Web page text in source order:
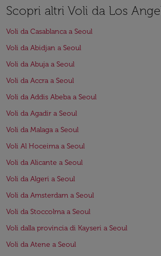
Scopri altri Voli da Los
Voli da Casablanca a Seoul
Voli da Abidjan a Seoul
Voli da Abuja a Seoul
Voli da Accra a Seoul
Voli da Addis Abeba a Seoul
Voli da Agadir a Seoul
Voli da Malaga a Seoul
Voli Al Hoceima a Seoul
Voli da Alicante a Seoul
Voli da Algeri a Seoul
Voli da Amsterdam a Seoul
Voli da Stoccolma a Seoul
Voli dalla provincia di Kayseri a Seoul
Voli da Atene a Seoul